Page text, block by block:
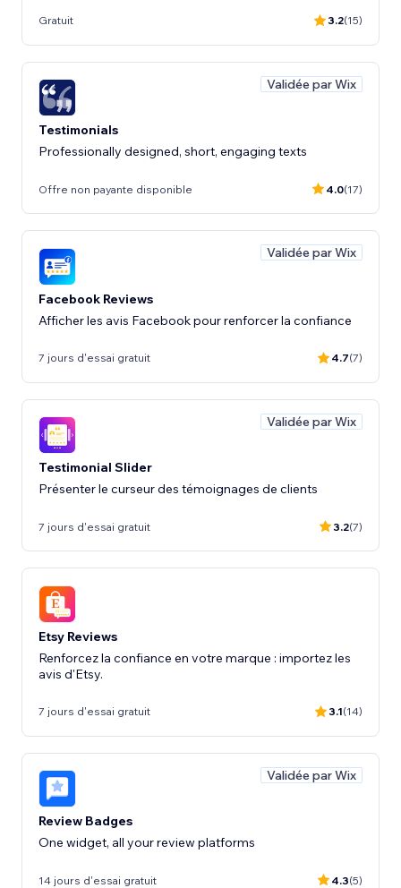
Gratuit 3.2(15)
Validée par Wix
Testimonials
Professionally designed, short, engaging texts
Offre non payante disponible 4.0(17)
Validée par Wix
Facebook Reviews
Afficher les avis Facebook pour renforcer la confiance
7 jours d'essai gratuit 4.7(7)
Validée par Wix
Testimonial Slider
Présenter le curseur des témoignages de clients
7 jours d'essai gratuit 3.2(7)
Etsy Reviews
Renforcez la confiance en votre marque : importez les
avis d'Etsy.
7 jours d'essai gratuit 3.1(14)
Validée par Wix
Review Badges
One widget, all your review platforms
14 jours d'essai gratuit 4.3(5)